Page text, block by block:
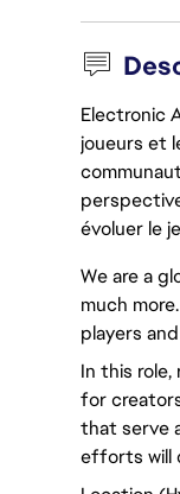
Electronic
joueurs et
évoluer le
We are a
much
players
In this
for
that serve
efforts will